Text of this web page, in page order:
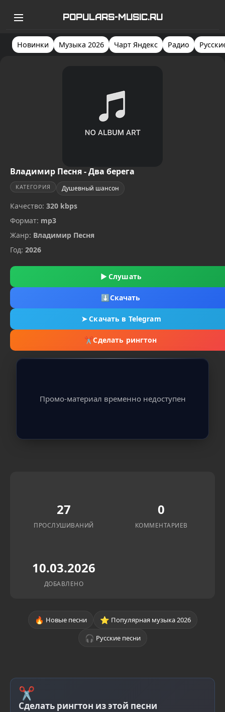
POPULARS-MUSIC.RU
Новинки Музыка 2026 Чарт Яндекс Радио
Владимир Песня - Два берега
КАТЕГОРИЯ Душевный шансон
Качество: 320 kbps
Формат: mp3
Жанр: Владимир Песня
Год: 2026
▶ Слушать
⬇Скачать
➤Скачать в Telegram
✂Сделать рингтон
Промо-материал временно недоступен
27
ПРОСЛУШИВАНИЙ
0
КОММЕНТАРИЕВ
10.03.2026
ДОБАВЛЕНО
🔥 Новые песни ⭐ Популярная музыка 2026
🎧 Русские песни
✂
Сделать рингтон из этой песни